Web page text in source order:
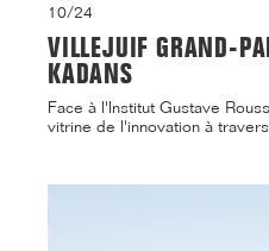
10/24
VILLEJUIF GRAND-
KADANS
Face à l'Institut Gustave
vitrine de l'innovation à